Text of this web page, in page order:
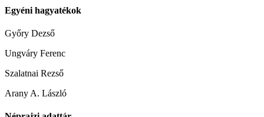
Egyéni hagyatékok
Győry Dezső
Ungváry Ferenc
Szalatnai Rezső
Arany A. László